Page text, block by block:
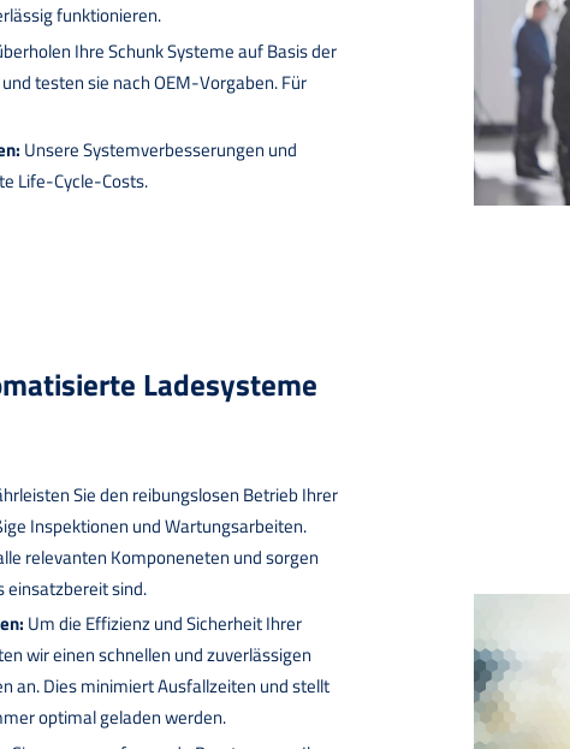
funktionieren.
Ihre Schunk Systeme auf Basis der
testen sie nach OEM-Vorgaben. Für
Unsere Systemverbesserungen und
Life-Cycle-Costs.
Ladesysteme
Sie den reibungslosen Betrieb Ihrer
Inspektionen und Wartungsarbeiten.
relevanten Komponeneten und sorgen
einsatzbereit sind.
Um die Effizienz und Sicherheit Ihrer
wir einen schnellen und zuverlässigen
an. Dies minimiert Ausfallzeiten und stellt
optimal geladen werden.